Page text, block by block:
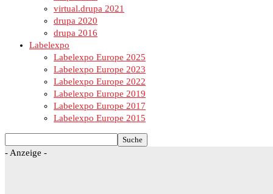
virtual.drupa 2021
drupa 2020
drupa 2016
Labelexpo
Labelexpo Europe 2025
Labelexpo Europe 2023
Labelexpo Europe 2022
Labelexpo Europe 2019
Labelexpo Europe 2017
Labelexpo Europe 2015
- Anzeige -